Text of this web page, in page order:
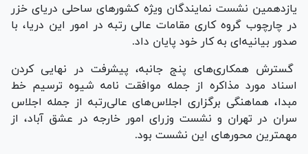
یازدهمین نشست نمایندگان ویژه کشور‌های ساحلی دریای خزر
در چارچوب گروه کاری مقامات عالی رتبه در امور این دریا، با
صدور بیانیه‌ای به کار خود پایان داد.
گسترش همکاری‌های پنج جانبه، پیشرفت در نهایی کردن
اسناد مورد مذاکره از جمله موافقت نامه شیوه ترسیم خط
مبدا، هماهنگی برگزاری اجلاس‌های عالی‌رتبه از جمله اجلاس
سران در تهران و نشست وزرای امور خارجه در عشق آباد، از
مهمترین محور‌های این نشست بود.